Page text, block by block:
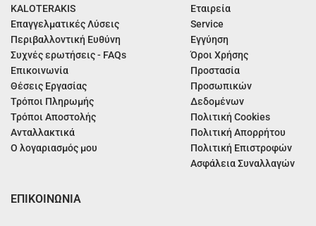
KALOTERAKIS
Επαγγελματικές Λύσεις
Περιβαλλοντική Ευθύνη
Συχνές ερωτήσεις - FAQs
Επικοινωνία
Θέσεις Εργασίας
Τρόποι Πληρωμής
Τρόποι Αποστολής
Ανταλλακτικά
Ο λογαριασμός μου
Εταιρεία
Service
Εγγύηση
Όροι Χρήσης
Προστασία
Προσωπικών
Δεδομένων
Πολιτική Cookies
Πολιτική Απορρήτου
Πολιτική Επιστροφών
Ασφάλεια Συναλλαγών
ΕΠΙΚΟΙΝΩΝΙΑ